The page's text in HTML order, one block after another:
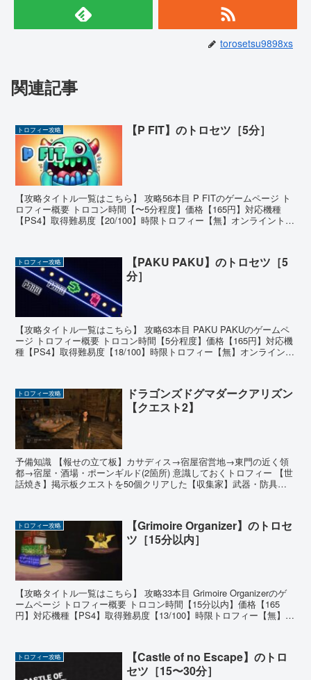
torosetsu9898xs
関連記事
トロフィー攻略 【P FIT】のトロセツ［5分］
【攻略タイトル一覧はこちら】 攻略56本目 P FITのゲームページ ト
ロフィー概要 トロコン時間【〜5分程度】価格【165円】対応機種
【PS4】取得難易度【20/100】時限トロフィー【無】オンライントロ
トロフィー攻略
【PAKU PAKU】のトロセツ［5
分］
【攻略タイトル一覧はこちら】 攻略63本目 PAKU PAKUのゲームペ
ージ トロフィー概要 トロコン時間【5分程度】価格【165円】対応機
種【PS4】取得難易度【18/100】時限トロフィー【無】オンライント
トロフィー攻略
ドラゴンズドグマダークアリズン
【クエスト2】
予備知識 【報せの立て板】カサディス→宿屋宿営地→東門の近く領
都→宿屋・酒場・ポーンギルド(2箇所) 意識しておくトロフィー 【世
話焼き】掲示板クエストを50個クリアした【収集家】武器・防具を
トロフィー攻略
【Grimoire Organizer】のトロセ
ツ［15分以内］
【攻略タイトル一覧はこちら】 攻略33本目 Grimoire Organizerのゲ
ームページ トロフィー概要 トロコン時間【15分以内】価格【165
円】対応機種【PS4】取得難易度【13/100】時限トロフィー【無】オ
トロフィー攻略
【Castle of no Escape】のトロ
セツ［15〜30分］